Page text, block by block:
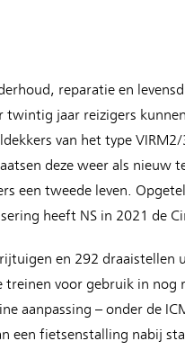
reparatie en
jaar reizigers
van het type
deze weer als nieuw
een tweede leven.
heeft NS in 2021 de
en 292
voor gebruik in nog
aanpassing – onder de
een fietsenstalling nabij